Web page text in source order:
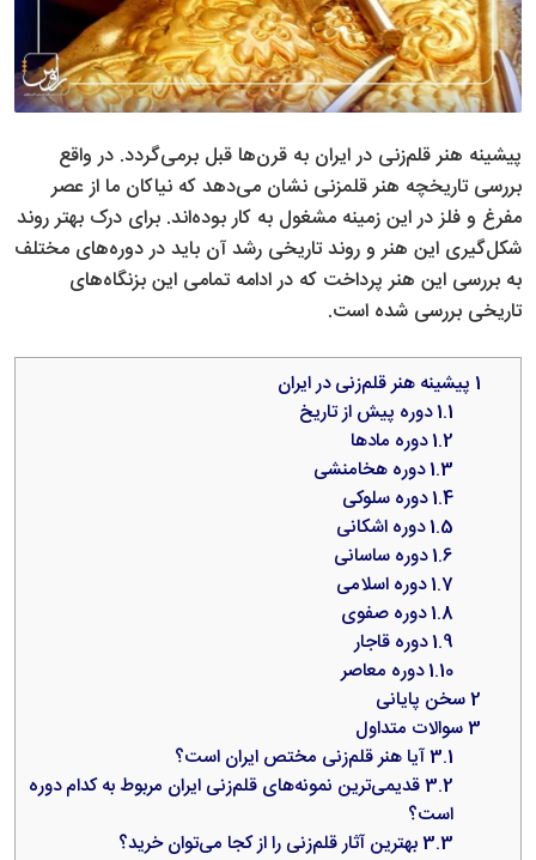
پیشینه هنر قلم‌زنی در ایران به قرن‌ها قبل برمی‌گردد. در واقع
بررسی تاریخچه هنر قلمزنی نشان می‌دهد که نیاکان ما از عصر
مفرغ و فلز در این زمینه مشغول به کار بوده‌اند. برای درک بهتر روند
شکل‌گیری این هنر و روند تاریخی رشد آن باید در دوره‌های مختلف
به بررسی این هنر پرداخت که در ادامه تمامی این بزنگاه‌های
تاریخی بررسی شده است.
1 پیشینه هنر قلم‌زنی در ایران
1.1دوره پیش از تاریخ
1.2دوره مادها
1.3دوره هخامنشی
1.4دوره سلوکی
1.5دوره اشکانی
1.6دوره ساسانی
1.7دوره اسلامی
1.8دوره صفوی
1.9دوره قاجار
1.10دوره معاصر
2سخن پایانی
3سوالات متداول
3.1آیا هنر قلم‌زنی مختص ایران است؟
3.2قدیمی‌ترین نمونه‌های قلم‌زنی ایران مربوط به کدام دوره
است؟
3.3بهترین آثار قلم‌زنی را از کجا می‌توان خرید؟